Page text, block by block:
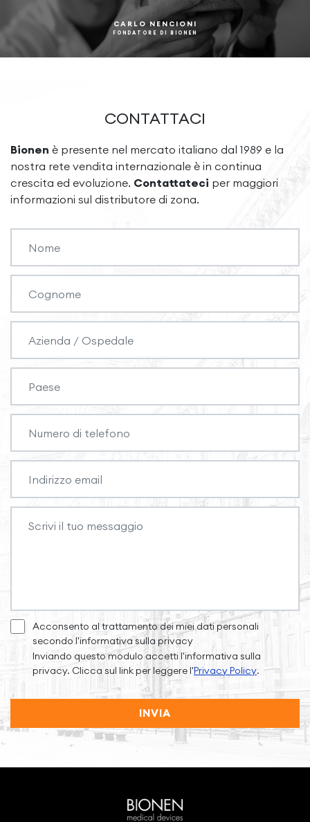
CARLO NENCIONI
FONDATORE DI BIONEN
CONTATTACI
Bionen è presente nel mercato italiano dal 1989 e la
nostra rete vendita internazionale è in continua
crescita ed evoluzione. Contattateci per maggiori
informazioni sul distributore di zona.
Acconsento al trattamento dei miei dati personali
secondo l'informativa sulla privacy
Inviando questo modulo accetti l'informativa sulla
privacy. Clicca sul link per leggere l'Privacy Policy.
INVIA